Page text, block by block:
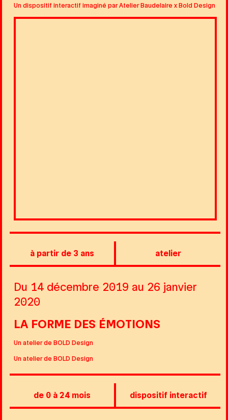
Un dispositif interactif imaginé par Atelier Baudelaire x Bold Design
à partir de 3 ans atelier
Du 14 décembre 2019 au 26 janvier
2020
LA FORME DES ÉMOTIONS
Un atelier de BOLD Design
Un atelier de BOLD Design
de 0 à 24 mois dispositif interactif